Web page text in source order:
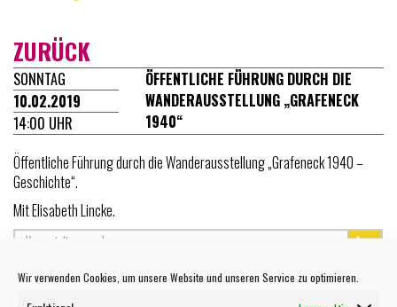
Wir verwenden Cookies, um unsere Website und unseren Service zu optimieren.
ZURÜCK
SONNTAG
10.02.2019
14:00 UHR
ÖFFENTLICHE FÜHRUNG DURCH DIE
WANDERAUSSTELLUNG „GRAFENECK
1940“
Öffentliche Führung durch die Wanderausstellung „Grafeneck 1940 –
Geschichte“.
Mit Elisabeth Lincke.